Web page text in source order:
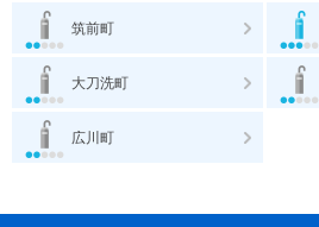
筑前町
大刀洗町
広川町